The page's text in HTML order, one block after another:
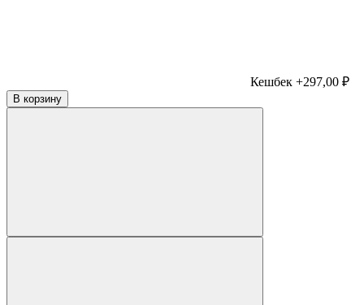
Кешбек +297,00 ₽
В корзину